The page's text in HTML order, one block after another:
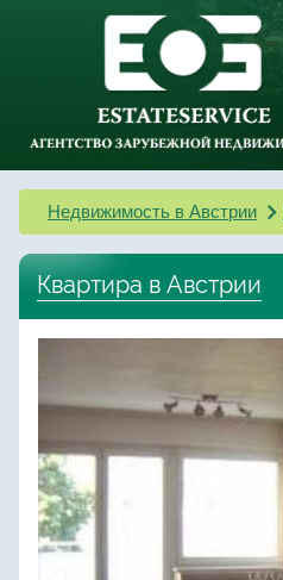
Недвижимость в Австрии
Квартира в Австрии